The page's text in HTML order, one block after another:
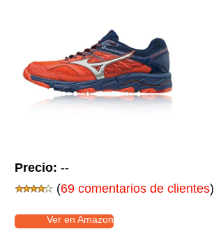
Precio: --
(69 comentarios de clientes)
Ver en Amazon